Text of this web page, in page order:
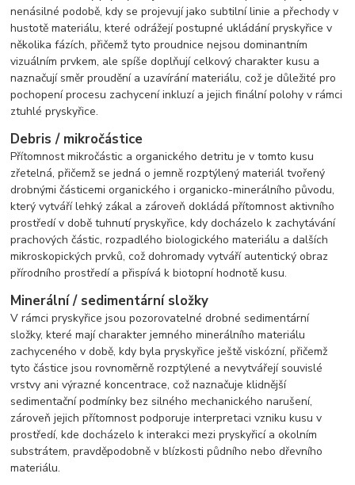
nenásilné podobě, kdy se projevují jako subtilní linie a přechody v
hustotě materiálu, které odrážejí postupné ukládání pryskyřice v
několika fázích, přičemž tyto proudnice nejsou dominantním
vizuálním prvkem, ale spíše doplňují celkový charakter kusu a
naznačují směr proudění a uzavírání materiálu, což je důležité pro
pochopení procesu zachycení inkluzí a jejich finální polohy v rámci
ztuhlé pryskyřice.
Debris / mikročástice
Přítomnost mikročástic a organického detritu je v tomto kusu
zřetelná, přičemž se jedná o jemně rozptýlený materiál tvořený
drobnými částicemi organického i organicko-minerálního původu,
který vytváří lehký zákal a zároveň dokládá přítomnost aktivního
prostředí v době tuhnutí pryskyřice, kdy docházelo k zachytávání
prachových částic, rozpadlého biologického materiálu a dalších
mikroskopických prvků, což dohromady vytváří autentický obraz
přírodního prostředí a přispívá k biotopní hodnotě kusu.
Minerální / sedimentární složky
V rámci pryskyřice jsou pozorovatelné drobné sedimentární
složky, které mají charakter jemného minerálního materiálu
zachyceného v době, kdy byla pryskyřice ještě viskózní, přičemž
tyto částice jsou rovnoměrně rozptýlené a nevytvářejí souvislé
vrstvy ani výrazné koncentrace, což naznačuje klidnější
sedimentační podmínky bez silného mechanického narušení,
zároveň jejich přítomnost podporuje interpretaci vzniku kusu v
prostředí, kde docházelo k interakci mezi pryskyřicí a okolním
substrátem, pravděpodobně v blízkosti půdního nebo dřevního
materiálu.